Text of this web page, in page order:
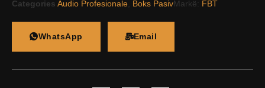
Categories Audio Profesionale Boks PasivMarkë: FBT
WhatsApp Email